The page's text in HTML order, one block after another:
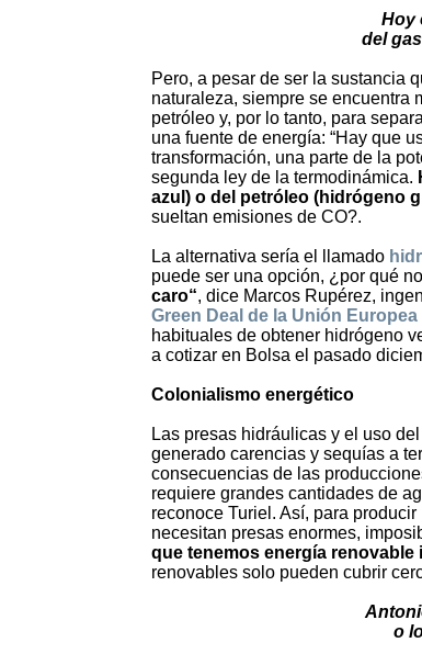
Hoy
del
Pero, a pesar de ser la sustancia
naturaleza, siempre se encuentra
petróleo y, por lo tanto, para
una fuente de energía: “Hay que
transformación, una parte de la
segunda ley de la termodinámica.
azul) o del petróleo (hidrógeno
sueltan emisiones de CO?.
La alternativa sería el llamado
puede ser una opción, ¿por qué
caro“, dice Marcos Rupérez,
Green Deal de la Unión Europea
habituales de obtener hidrógeno
a cotizar en Bolsa el pasado
Colonialismo energético
Las presas hidráulicas y el uso
generado carencias y sequías a
consecuencias de las
requiere grandes cantidades de
reconoce Turiel. Así, para
necesitan presas enormes,
que tenemos energía renovable
renovables solo pueden cubrir
o